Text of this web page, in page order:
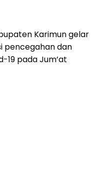
Karimun gelar
pencegahan dan
19 pada Jum’at